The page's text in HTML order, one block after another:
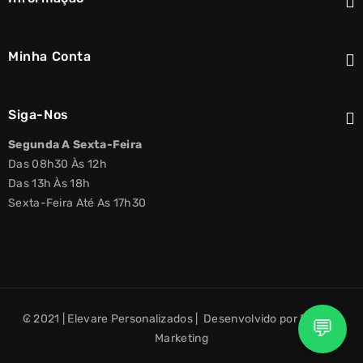
Minha Conta
Siga-Nos
Segunda A Sexta-Feira
Das 08h30 Às 12h
Das 13h Às 18h
Sexta-Feira Até As 17h30
₢ 2021 | Elevare Personalizados | Desenvolvido por Elevare
Marketing
💬